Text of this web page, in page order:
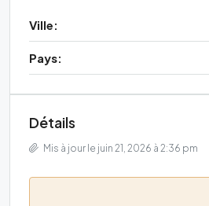
Ville:
Pays:
Détails
Mis à jour le juin 21, 2026 à 2:36 pm